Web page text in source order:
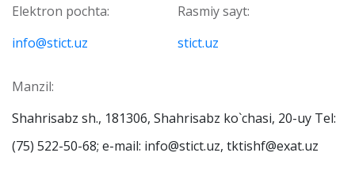
Elektron pochta:
info@stict.uz
Rasmiy sayt:
stict.uz
Manzil:
Shahrisabz sh., 181306, Shahrisabz ko`chasi, 20-uy Теl:
(75) 522-50-68; е-mail: info@stict.uz, tktishf@exat.uz